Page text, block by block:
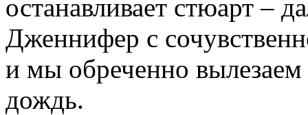
останавливает стюарт –
Дженнифер с
и мы обреченно
дождь.